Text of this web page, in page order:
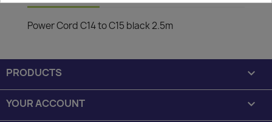
Power Cord C14 to C15 black 2.5m
PRODUCTS 
YOUR ACCOUNT 